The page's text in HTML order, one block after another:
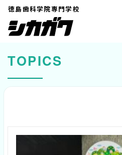
へ
徳島歯科学院専門学校
TOPICS